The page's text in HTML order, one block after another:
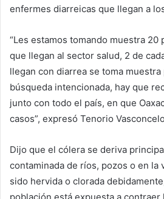
enfermes diarreicas que llegan a
“Les estamos tomando muestra 20
que llegan al sector salud, 2 de
llegan con diarrea se toma muestra
búsqueda intencionada, hay que
junto con todo el país, en que
casos”, expresó Tenorio
Dijo que el cólera se deriva
contaminada de ríos, pozos o en la
sido hervida o clorada